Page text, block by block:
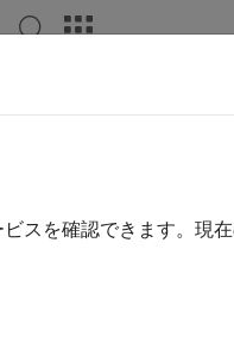
をモデル化します。
します。ロボットの動
スを確認できます。現